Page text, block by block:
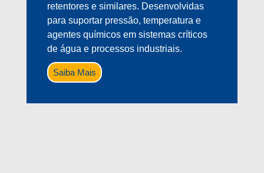
retentores e similares. Desenvolvidas
para suportar pressão, temperatura e
agentes químicos em sistemas críticos
de água e processos industriais.
Saiba Mais